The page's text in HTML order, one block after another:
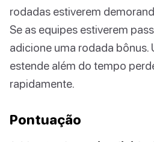
rodadas estiverem
Se as equipes estiverem
adicione uma rodada bônus.
estende além do tempo
rapidamente.
Pontuação